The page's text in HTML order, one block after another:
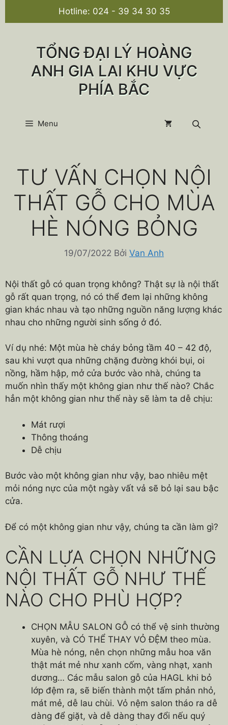
Hotline: 024 - 39 34 30 35
TỔNG ĐẠI LÝ HOÀNG
ANH GIA LAI KHU VỰC
PHÍA BẮC
Menu
TƯ VẤN CHỌN NỘI
THẤT GỖ CHO MÙA
HÈ NÓNG BỎNG
19/07/2022 Bởi Van Anh
Nội thất gỗ có quan trọng không? Thật sự là nội thất
gỗ rất quan trọng, nó có thể đem lại những không
gian khác nhau và tạo những nguồn năng lượng khác
nhau cho những người sinh sống ở đó.
Ví dụ nhé: Một mùa hè cháy bỏng tầm 40 – 42 độ,
sau khi vượt qua những chặng đường khói bụi, oi
nồng, hầm hập, mở cửa bước vào nhà, chúng ta
muốn nhìn thấy một không gian như thế nào? Chắc
hẳn một không gian như thế này sẽ làm ta dễ chịu:
Mát rượi
Thông thoáng
Dễ chịu
Bước vào một không gian như vậy, bao nhiêu mệt
mỏi nóng nực của một ngày vất vả sẽ bỏ lại sau bậc
cửa.
Để có một không gian như vậy, chúng ta cần làm gì?
CẦN LỰA CHỌN NHỮNG
NỘI THẤT GỖ NHƯ THẾ
NÀO CHO PHÙ HỢP?
CHỌN MẪU SALON GỖ có thể vệ sinh thường
xuyên, và CÓ THỂ THAY VỎ ĐỆM theo mùa.
Mùa hè nóng, nên chọn những mẫu hoa văn
thật mát mẻ như xanh cốm, vàng nhạt, xanh
dương… Các mẫu salon gỗ của HAGL khi bỏ
lớp đệm ra, sẽ biến thành một tấm phản nhỏ,
mát mẻ, dễ lau chùi. Vỏ nệm salon tháo ra dễ
dàng để giặt, và dễ dàng thay đổi nếu quý